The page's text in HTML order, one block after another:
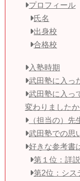
プロフィール
氏名
出身校
合格校
入塾時期
武田塾に入っ
武田塾に入っ
変わりましたか
（担当の）先
武田塾での思
好きな参考書
第１位：詳
第2位：シス